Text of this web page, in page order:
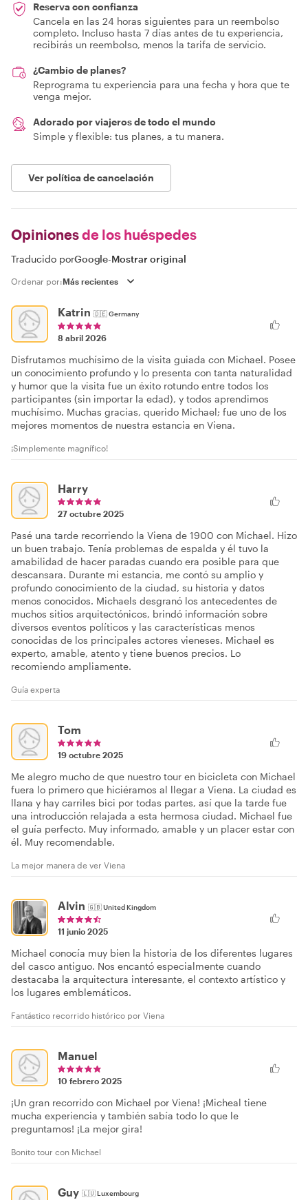
Reserva con confianza
Cancela en las 24 horas siguientes para un reembolso
completo. Incluso hasta 7 días antes de tu experiencia,
recibirás un reembolso, menos la tarifa de servicio.
¿Cambio de planes?
Reprograma tu experiencia para una fecha y hora que te
venga mejor.
Adorado por viajeros de todo el mundo
Simple y flexible: tus planes, a tu manera.
Ver política de cancelación
Opinionesde los huéspedes
Traducido porGoogle-Mostrar original
Ordenar por:
Katrin 🇩🇪Germany
8 abril 2026
Disfrutamos muchísimo de la visita guiada con Michael. Posee
un conocimiento profundo y lo presenta con tanta naturalidad
y humor que la visita fue un éxito rotundo entre todos los
participantes (sin importar la edad), y todos aprendimos
muchísimo. Muchas gracias, querido Michael; fue uno de los
mejores momentos de nuestra estancia en Viena.
¡Simplemente magnífico!
Harry
27 octubre 2025
Pasé una tarde recorriendo la Viena de 1900 con Michael. Hizo
un buen trabajo. Tenía problemas de espalda y él tuvo la
amabilidad de hacer paradas cuando era posible para que
descansara. Durante mi estancia, me contó su amplio y
profundo conocimiento de la ciudad, su historia y datos
menos conocidos. Michaels desgranó los antecedentes de
muchos sitios arquitectónicos, brindó información sobre
diversos eventos políticos y las características menos
conocidas de los principales actores vieneses. Michael es
experto, amable, atento y tiene buenos precios. Lo
recomiendo ampliamente.
Guía experta
Tom
19 octubre 2025
Me alegro mucho de que nuestro tour en bicicleta con Michael
fuera lo primero que hiciéramos al llegar a Viena. La ciudad es
llana y hay carriles bici por todas partes, así que la tarde fue
una introducción relajada a esta hermosa ciudad. Michael fue
el guía perfecto. Muy informado, amable y un placer estar con
él. Muy recomendable.
La mejor manera de ver Viena
Alvin 🇬🇧United Kingdom
11 junio 2025
Michael conocía muy bien la historia de los diferentes lugares
del casco antiguo. Nos encantó especialmente cuando
destacaba la arquitectura interesante, el contexto artístico y
los lugares emblemáticos.
Fantástico recorrido histórico por Viena
Manuel
10 febrero 2025
¡Un gran recorrido con Michael por Viena! ¡Micheal tiene
mucha experiencia y también sabía todo lo que le
preguntamos! ¡La mejor gira!
Bonito tour con Michael
Guy 🇱🇺Luxembourg